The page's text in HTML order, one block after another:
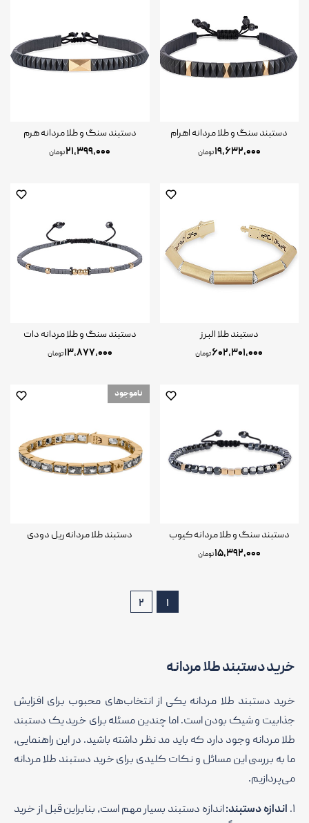
دستبند سنگ و طلا مردانه اهرام
۱۹,۶۳۲,۰۰۰تومان
دستبند سنگ و طلا مردانه هرم
۲۱,۳۹۹,۰۰۰تومان
دستبند طلا البرز
۶۰۲,۳۰۱,۰۰۰تومان
دستبند سنگ و طلا مردانه دات
۱۳,۸۷۷,۰۰۰تومان
دستبند سنگ و طلا مردانه کیوب
۱۵,۳۹۲,۰۰۰تومان
ناموجود
دستبند طلا مردانه ریل دودی
۱ ۲
خرید دستبند طلا مردانه
خرید دستبند طلا مردانه یکی از انتخاب‌های محبوب برای افزایش
جذابیت و شیک بودن است. اما چندین مسئله برای خرید یک دستبند
طلا مردانه وجود دارد که باید مد نظر داشته باشید. در این راهنمایی،
ما به بررسی این مسائل و نکات کلیدی برای خرید دستبند طلا مردانه
می‌پردازیم.
۱. اندازه دستبند:اندازه دستبند بسیار مهم است، بنابراین قبل از خرید